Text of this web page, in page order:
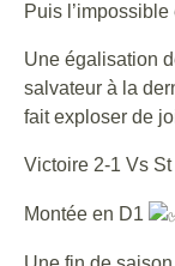
Puis
Une égalisation
salvateur à la
fait exploser de
Victoire 2-1 Vs
Montée en D1